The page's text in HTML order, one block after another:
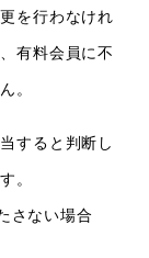
を行わなけれ
有料会員に不
。
すると判断し
。
さない場合